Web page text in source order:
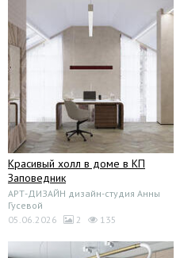
Красивый холл в доме в КП
Заповедник
АРТ-ДИЗАЙН дизайн-студия Анны
Гусевой
05.06.2026
2 135